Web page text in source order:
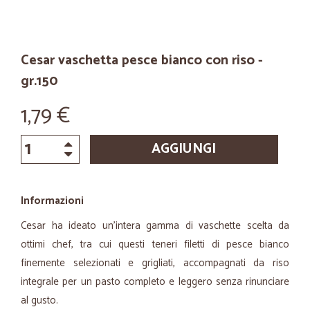
Cesar vaschetta pesce bianco con riso -
gr.150
1,79 €
AGGIUNGI
Informazioni
Cesar ha ideato un’intera gamma di vaschette scelta da
ottimi chef, tra cui questi teneri filetti di pesce bianco
finemente selezionati e grigliati, accompagnati da riso
integrale per un pasto completo e leggero senza rinunciare
al gusto.